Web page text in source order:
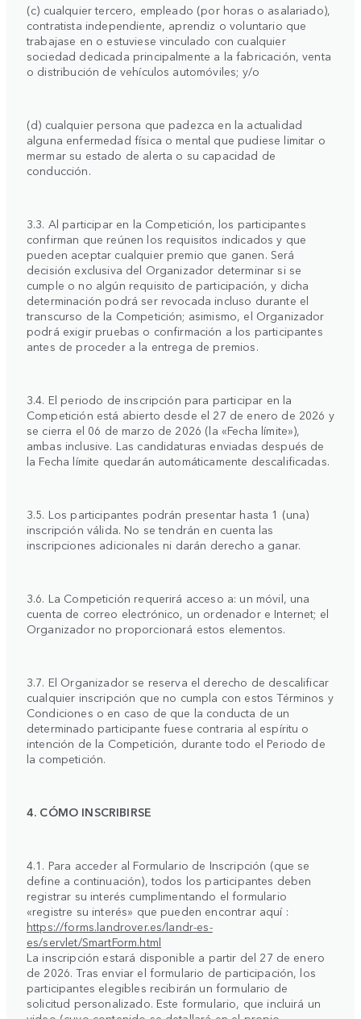
(c) cualquier tercero, empleado (por horas o asalariado),
contratista independiente, aprendiz o voluntario que
trabajase en o estuviese vinculado con cualquier
sociedad dedicada principalmente a la fabricación, venta
o distribución de vehículos automóviles; y/o
(d) cualquier persona que padezca en la actualidad
alguna enfermedad física o mental que pudiese limitar o
mermar su estado de alerta o su capacidad de
conducción.
3.3. Al participar en la Competición, los participantes
confirman que reúnen los requisitos indicados y que
pueden aceptar cualquier premio que ganen. Será
decisión exclusiva del Organizador determinar si se
cumple o no algún requisito de participación, y dicha
determinación podrá ser revocada incluso durante el
transcurso de la Competición; asimismo, el Organizador
podrá exigir pruebas o confirmación a los participantes
antes de proceder a la entrega de premios.
3.4. El periodo de inscripción para participar en la
Competición está abierto desde el 27 de enero de 2026 y
se cierra el 06 de marzo de 2026 (la «Fecha límite»),
ambas inclusive. Las candidaturas enviadas después de
la Fecha límite quedarán automáticamente descalificadas.
3.5. Los participantes podrán presentar hasta 1 (una)
inscripción válida. No se tendrán en cuenta las
inscripciones adicionales ni darán derecho a ganar.
3.6. La Competición requerirá acceso a: un móvil, una
cuenta de correo electrónico, un ordenador e Internet; el
Organizador no proporcionará estos elementos.
3.7. El Organizador se reserva el derecho de descalificar
cualquier inscripción que no cumpla con estos Términos y
Condiciones o en caso de que la conducta de un
determinado participante fuese contraria al espíritu o
intención de la Competición, durante todo el Periodo de
la competición.
4. CÓMO INSCRIBIRSE
4.1. Para acceder al Formulario de Inscripción (que se
define a continuación), todos los participantes deben
registrar su interés cumplimentando el formulario
«registre su interés» que pueden encontrar aquí :
https://forms.landrover.es/landr-es-
es/servlet/SmartForm.html
La inscripción estará disponible a partir del 27 de enero
de 2026. Tras enviar el formulario de participación, los
participantes elegibles recibirán un formulario de
solicitud personalizado. Este formulario, que incluirá un